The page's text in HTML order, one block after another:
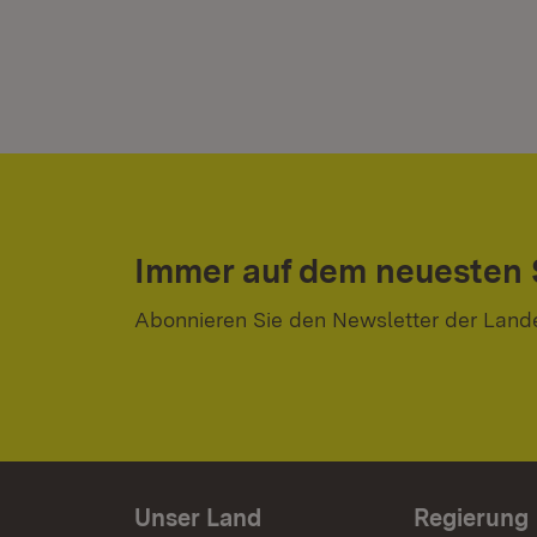
Immer auf dem neuesten
Abonnieren Sie den Newsletter der
Unser Land Regierung